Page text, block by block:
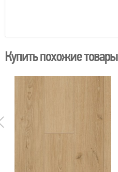
Купить похожие товары